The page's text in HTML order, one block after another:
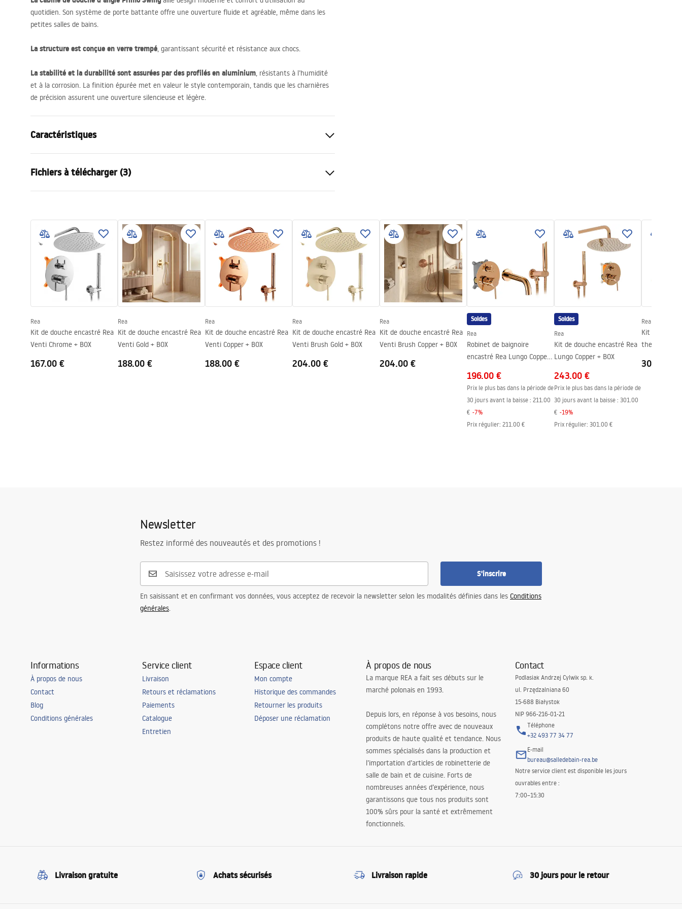
quotidien. Son système de porte battante offre une ouverture fluide et agréable, même dans les
petites salles de bains.
La structure est conçue en verre trempé, garantissant sécurité et résistance aux chocs.
La stabilité et la durabilité sont assurées par des profilés en aluminium, résistants à l’humidité
et à la corrosion. La finition épurée met en valeur le style contemporain, tandis que les charnières
de précision assurent une ouverture silencieuse et légère.
Caractéristiques
Couleur du robinet
Type de cabine de douche
d'angle
Mode d'ouverture
à entrouvrir
Seria
Montage
Sur le receveur ou plancher
Hauteur (mm)
1900
mm
Direction de la cabine
Gauche ou droite
Garantie
24 mois
Couche Easy Clean
Fichiers à télécharger (3)
WARUNKI BEZPIECZENSTWA
KABINY DRZWI PARAWANY.pdf
Dessin technique
PRIMO SWING DOOR WITH SIDE
PANEL.pdf
Rea
Kit de douche encastré Rea
Venti Chrome + BOX
167.00 €
Rea
Kit de douche encastré Rea
Venti Gold + BOX
188.00 €
Rea
Kit de douche encastré Rea
Venti Copper + BOX
188.00 €
Rea
Kit de douche encastré Rea
Venti Brush Gold + BOX
204.00 €
Rea
Kit de douche encastré Rea
Venti Brush Copper + BOX
204.00 €
Soldes
Rea
Robinet de baignoire
encastré Rea Lungo Copper
196.00 €
Prix le plus bas dans la période de
30 jours avant la baisse : 211.00
€ -7%
Prix régulier: 211.00 €
Soldes
Rea
Kit de douche encastré Rea
Lungo Copper + BOX
243.00 €
Prix le plus bas dans la période de
30 jours avant la baisse : 301.00
€ -19%
Prix régulier: 301.00 €
Rea
Kit de
thermostat
306.00 €
Newsletter
Restez informé des nouveautés et des promotions !
S'inscrire
En saisissant et en confirmant vos données, vous acceptez de recevoir la newsletter selon les modalités définies dans les Conditions
générales.
Informations
À propos de nous
Contact
Blog
Conditions générales
Service client
Livraison
Retours et réclamations
Paiements
Catalogue
Entretien
Espace client
Mon compte
Historique des commandes
Retourner les produits
Déposer une réclamation
À propos de nous
La marque REA a fait ses débuts sur le
marché polonais en 1993.
Depuis lors, en réponse à vos besoins, nous
complétons notre offre avec de nouveaux
produits de haute qualité et tendance. Nous
sommes spécialisés dans la production et
l’importation d’articles de robinetterie de
salle de bain et de cuisine. Forts de
nombreuses années d’expérience, nous
garantissons que tous nos produits sont
100% sûrs pour la santé et extrêmement
fonctionnels.
Contact
Podlasiak Andrzej Cylwik sp. k.
ul. Przędzalniana 60
15-688 Białystok
NIP 966-216-01-21
Téléphone
+32 493 77 34 77
E-mail
bureau@salledebain-rea.be
Notre service client est disponible les jours
ouvrables entre :
7:00–15:30
Livraison gratuite Achats sécurisés Livraison rapide 30 jours pour le retour